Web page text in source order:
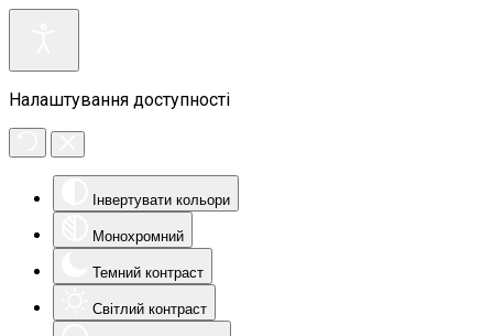
Налаштування доступності
Інвертувати кольори
Монохромний
Темний контраст
Світлий контраст